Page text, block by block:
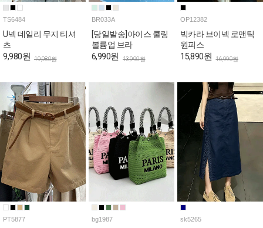
TS6484
U넥 데일리 무지 티셔
츠
9,980원 19,980원
BR033A
[당일발송]아이스 쿨링
볼륨업 브라
6,990원 13,990원
OP12382
빅카라 브이넥 로맨틱
원피스
15,890원 16,990원
PT5877 bg1987 sk5265